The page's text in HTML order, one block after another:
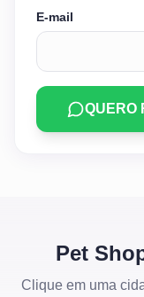
E-mail
QUERO
Pet
Clique em uma